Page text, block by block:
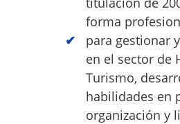
forma
para gestionar
en el sector de
Turismo,
habilidades en
organización y